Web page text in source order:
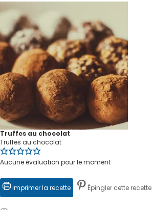
Truffes au chocolat
Truffes au chocolat
Aucune évaluation pour le moment
Imprimer la recette Épingler cette recette